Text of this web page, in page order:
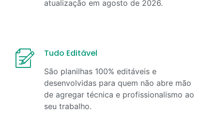
atualização em agosto de 2026.
Tudo Editável
São planilhas 100% editáveis e
desenvolvidas para quem não abre mão
de agregar técnica e profissionalismo ao
seu trabalho.